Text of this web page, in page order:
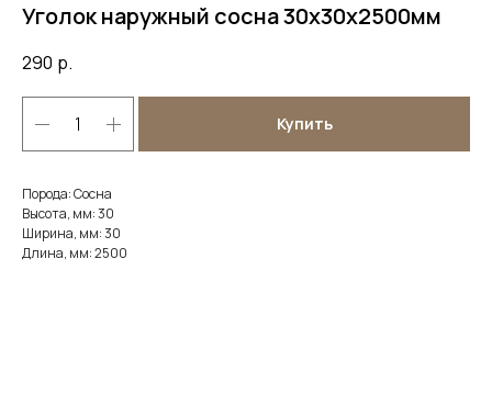
Уголок наружный сосна 30х30х2500мм
290 р.
Купить
Порода: Сосна
Высота, мм: 30
Ширина, мм: 30
Длина, мм: 2500